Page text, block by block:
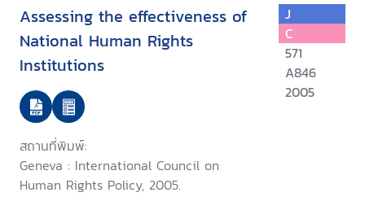
Assessing the effectiveness of
National Human Rights
Institutions
สถานที่พิมพ์:
Geneva : International Council on
Human Rights Policy, 2005.
J
C
571
A846
2005